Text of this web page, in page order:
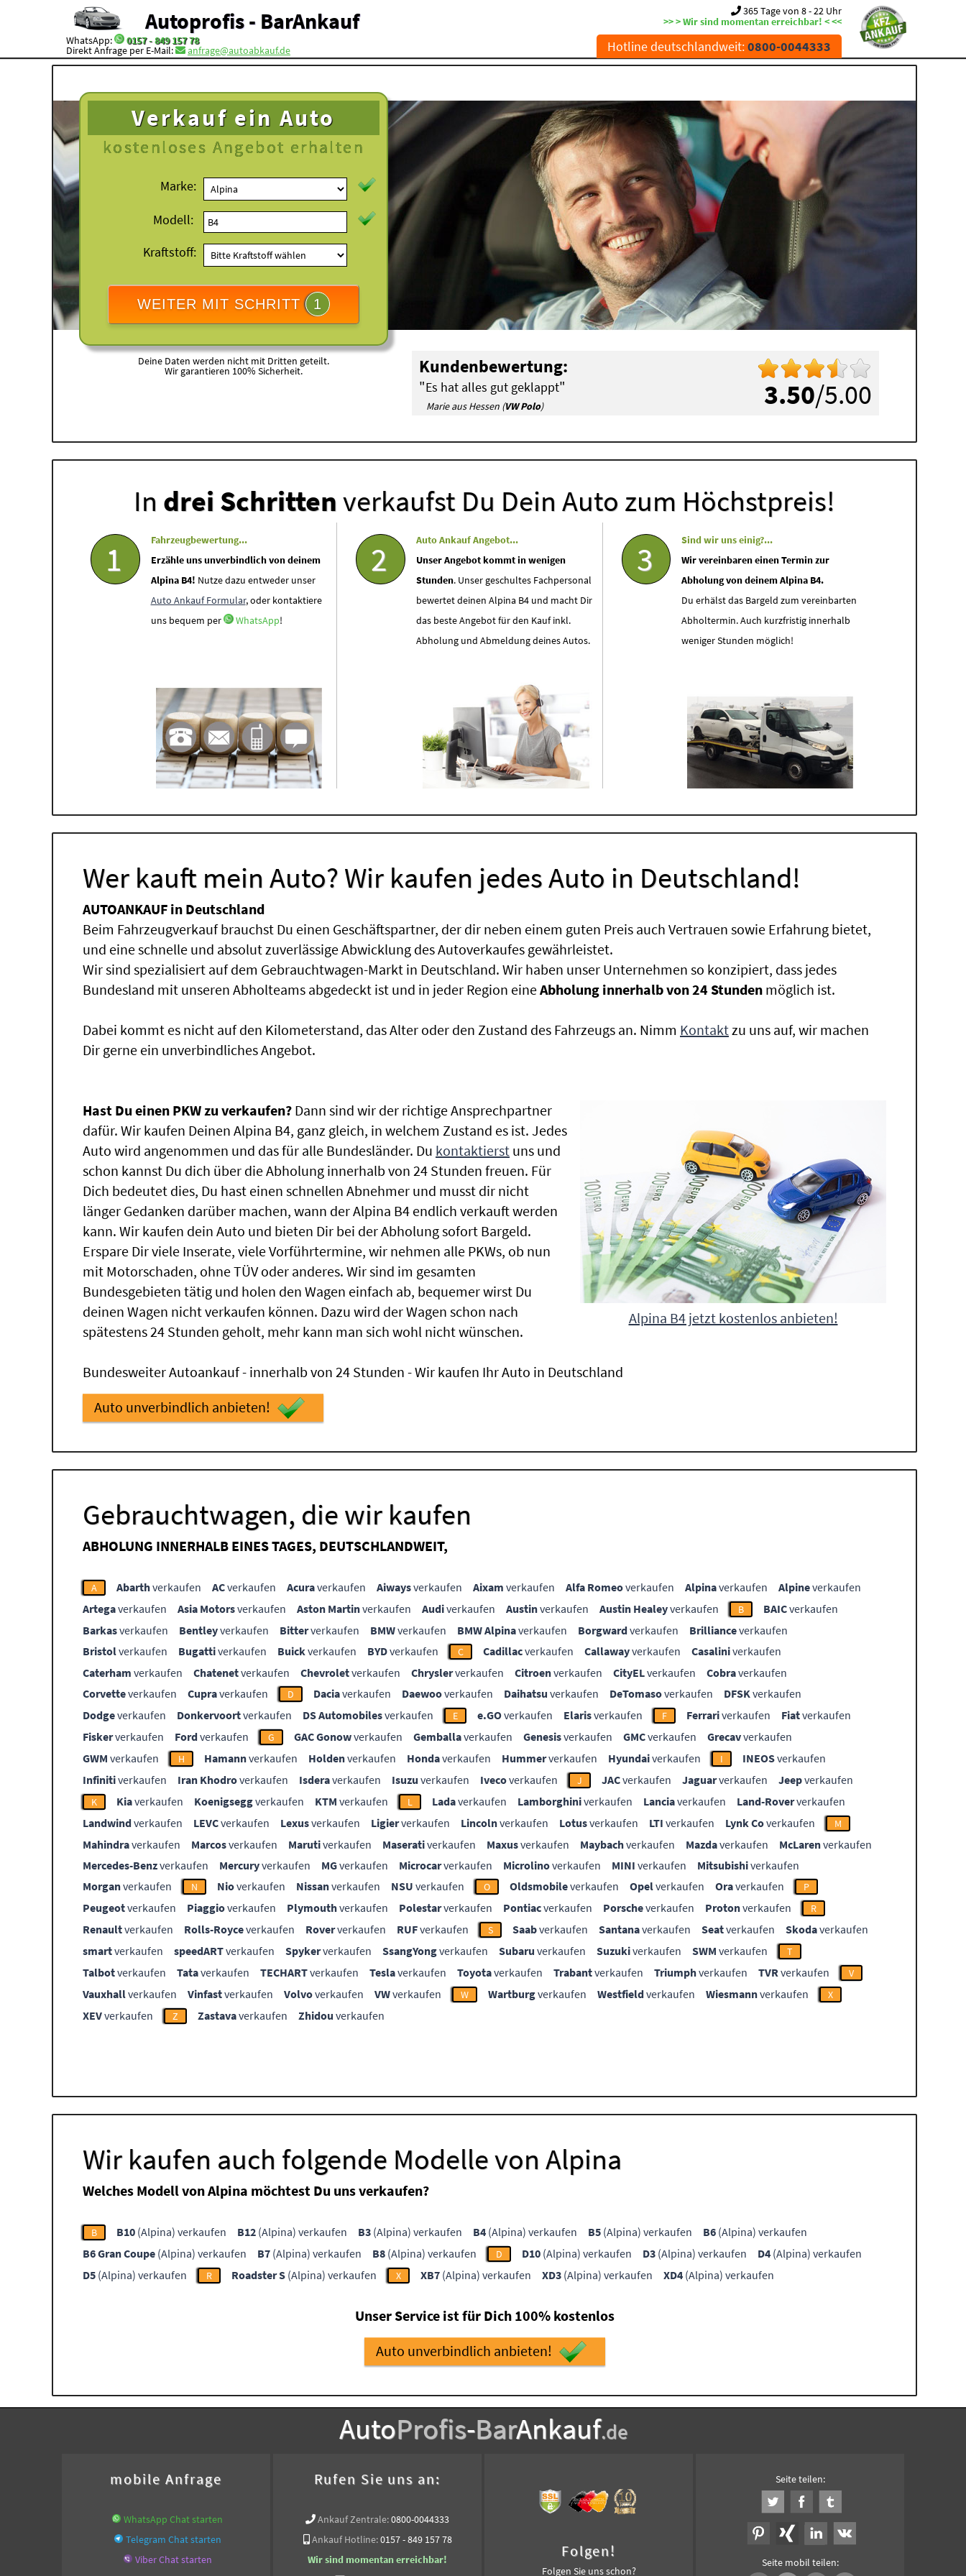
Autoprofis - BarAnkauf
WhatsApp: 0157 - 849 157 78
Direkt Anfrage per E-Mail: anfrage@autoabkauf.de
365 Tage von 8 - 22 Uhr
>> > Wir sind momentan erreichbar! < <<
Hotline deutschlandweit:0800-0044333
Verkauf ein Auto
kostenloses Angebot erhalten
Marke:
Modell:
Kraftstoff:
WEITER MIT SCHRITT 1
Deine Daten werden nicht mit Dritten geteilt.
Wir garantieren 100% Sicherheit.
3.50/5.00
Kundenbewertung:
"Es hat alles gut geklappt"
Marie aus Hessen (VW Polo)
In drei Schrittenverkaufst Du Dein Auto zum Höchstpreis!
1
Fahrzeugbewertung...
Erzähle uns unverbindlich von deinem
Alpina B4! Nutze dazu entweder unser
Auto Ankauf Formular, oder kontaktiere
uns bequem per
WhatsApp!
2
Auto Ankauf Angebot...
Unser Angebot kommt in wenigen
Stunden. Unser geschultes Fachpersonal
bewertet deinen Alpina B4 und macht Dir
das beste Angebot für den Kauf inkl.
Abholung und Abmeldung deines Autos.
3
Sind wir uns einig?...
Wir vereinbaren einen Termin zur
Abholung von deinem Alpina B4.
Du erhälst das Bargeld zum vereinbarten
Abholtermin. Auch kurzfristig innerhalb
weniger Stunden möglich!
Wer kauft mein Auto? Wir kaufen jedes Auto in Deutschland!
AUTOANKAUF in Deutschland
Beim Fahrzeugverkauf brauchst Du einen Geschäftspartner, der dir neben einem guten Preis auch Vertrauen sowie Erfahrung bietet,
und eine schnelle und absolut zuverlässige Abwicklung des Autoverkaufes gewährleistet.
Wir sind spezialisiert auf dem Gebrauchtwagen-Markt in Deutschland. Wir haben unser Unternehmen so konzipiert, dass jedes
Bundesland mit unseren Abholteams abgedeckt ist und in jeder Region eineAbholung innerhalb von 24 Stunden möglich ist.
Dabei kommt es nicht auf den Kilometerstand, das Alter oder den Zustand des Fahrzeugs an. Nimm Kontaktzu uns auf, wir machen
Dir gerne ein unverbindliches Angebot.
Alpina B4 jetzt kostenlos anbieten!
Hast Du einen PKW zu verkaufen? Dann sind wir der richtige Ansprechpartner
dafür. Wir kaufen Deinen Alpina B4, ganz gleich, in welchem Zustand es ist. Jedes
Auto wird angenommen und das für alle Bundesländer. Du kontaktierst uns und
schon kannst Du dich über die Abholung innerhalb von 24 Stunden freuen. Für
Dich bedeutet dies, Du hast einen schnellen Abnehmer und musst dir nicht
länger Gedanken darüber machen, wann der Alpina B4 endlich verkauft werden
kann. Wir kaufen dein Auto und bieten Dir bei der Abholung sofort Bargeld.
Erspare Dir viele Inserate, viele Vorführtermine, wir nehmen alle PKWs, ob nun
mit Motorschaden, ohne TÜV oder anderes. Wir sind im gesamten
Bundesgebieten tätig und holen den Wagen einfach ab, bequemer wirst Du
deinen Wagen nicht verkaufen können. Dazu wird der Wagen schon nach
spätestens 24 Stunden geholt, mehr kann man sich wohl nicht wünschen.
Bundesweiter Autoankauf - innerhalb von 24 Stunden - Wir kaufen Ihr Auto in Deutschland
Auto unverbindlich anbieten!
Gebrauchtwagen, die wir kaufen
ABHOLUNG INNERHALB EINES TAGES, DEUTSCHLANDWEIT,
A Abarthverkaufen ACverkaufen Acuraverkaufen Aiwaysverkaufen Aixam verkaufen Alfa Romeoverkaufen Alpinaverkaufen Alpineverkaufen
Artegaverkaufen Asia Motorsverkaufen Aston Martinverkaufen Audiverkaufen Austinverkaufen Austin Healeyverkaufen B BAICverkaufen
Barkasverkaufen Bentleyverkaufen Bitterverkaufen BMWverkaufen BMW Alpinaverkaufen Borgwardverkaufen Brillianceverkaufen
Bristolverkaufen Bugattiverkaufen Buickverkaufen BYDverkaufen C Cadillacverkaufen Callawayverkaufen Casaliniverkaufen
Caterham verkaufen Chatenetverkaufen Chevroletverkaufen Chryslerverkaufen Citroenverkaufen CityELverkaufen Cobraverkaufen
Corvetteverkaufen Cupraverkaufen D Daciaverkaufen Daewooverkaufen Daihatsu verkaufen DeTomasoverkaufen DFSKverkaufen
Dodgeverkaufen Donkervoortverkaufen DS Automobilesverkaufen E e.GOverkaufen Elarisverkaufen F Ferrariverkaufen Fiatverkaufen
Fiskerverkaufen Fordverkaufen G GAC Gonowverkaufen Gemballaverkaufen Genesisverkaufen GMCverkaufen Grecavverkaufen
GWM verkaufen H Hamannverkaufen Holdenverkaufen Hondaverkaufen Hummerverkaufen Hyundaiverkaufen I INEOSverkaufen
Infinitiverkaufen Iran Khodroverkaufen Isderaverkaufen Isuzu verkaufen Ivecoverkaufen J JACverkaufen Jaguarverkaufen Jeepverkaufen
K Kiaverkaufen Koenigseggverkaufen KTM verkaufen L Ladaverkaufen Lamborghiniverkaufen Lanciaverkaufen Land-Roververkaufen
Landwindverkaufen LEVCverkaufen Lexusverkaufen Ligierverkaufen Lincolnverkaufen Lotusverkaufen LTI verkaufen Lynk Coverkaufen M
Mahindraverkaufen Marcosverkaufen Marutiverkaufen Maserativerkaufen Maxusverkaufen Maybachverkaufen Mazdaverkaufen McLarenverkaufen
Mercedes-Benzverkaufen Mercuryverkaufen MGverkaufen Microcarverkaufen Microlinoverkaufen MINI verkaufen Mitsubishiverkaufen
Morganverkaufen N Nioverkaufen Nissanverkaufen NSU verkaufen O Oldsmobileverkaufen Opelverkaufen Oraverkaufen P
Peugeotverkaufen Piaggioverkaufen Plymouthverkaufen Polestarverkaufen Pontiacverkaufen Porscheverkaufen Protonverkaufen R
Renaultverkaufen Rolls-Royceverkaufen Roververkaufen RUFverkaufen S Saabverkaufen Santanaverkaufen Seatverkaufen Skodaverkaufen
smartverkaufen speedARTverkaufen Spykerverkaufen SsangYongverkaufen Subaru verkaufen Suzukiverkaufen SWM verkaufen T
Talbotverkaufen Tataverkaufen TECHARTverkaufen Teslaverkaufen Toyotaverkaufen Trabantverkaufen Triumphverkaufen TVRverkaufen V
Vauxhallverkaufen Vinfastverkaufen Volvoverkaufen VWverkaufen W Wartburgverkaufen Westfieldverkaufen Wiesmannverkaufen X
XEVverkaufen Z Zastavaverkaufen Zhidou verkaufen
Wir kaufen auch folgende Modelle von Alpina
Welches Modell von Alpina möchtest Du uns verkaufen?
B B10 (Alpina) verkaufen B12 (Alpina) verkaufen B3 (Alpina) verkaufen B4 (Alpina) verkaufen B5 (Alpina) verkaufen B6 (Alpina) verkaufen
B6 Gran Coupe (Alpina) verkaufen B7 (Alpina) verkaufen B8 (Alpina) verkaufen D D10 (Alpina) verkaufen D3 (Alpina) verkaufen D4 (Alpina) verkaufen
D5 (Alpina) verkaufen R Roadster S (Alpina) verkaufen X XB7 (Alpina) verkaufen XD3 (Alpina) verkaufen XD4 (Alpina) verkaufen
Unser Service ist für Dich 100% kostenlos
Auto unverbindlich anbieten!
AutoProfis-BarAnkauf.de
mobile Anfrage
WhatsApp Chat starten
Telegram Chat starten
Viber Chat starten
Rufen Sie uns an:
Ankauf Zentrale:0800-0044333
Ankauf Hotline:0157 - 849 157 78
Wir sind momentan erreichbar!
Folgen!
Folgen Sie uns schon?
Seite teilen:
Seite mobil teilen: